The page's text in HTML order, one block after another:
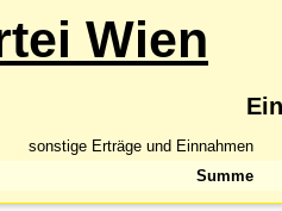
Wien
sonstige Erträge und Einnahmen
Summe